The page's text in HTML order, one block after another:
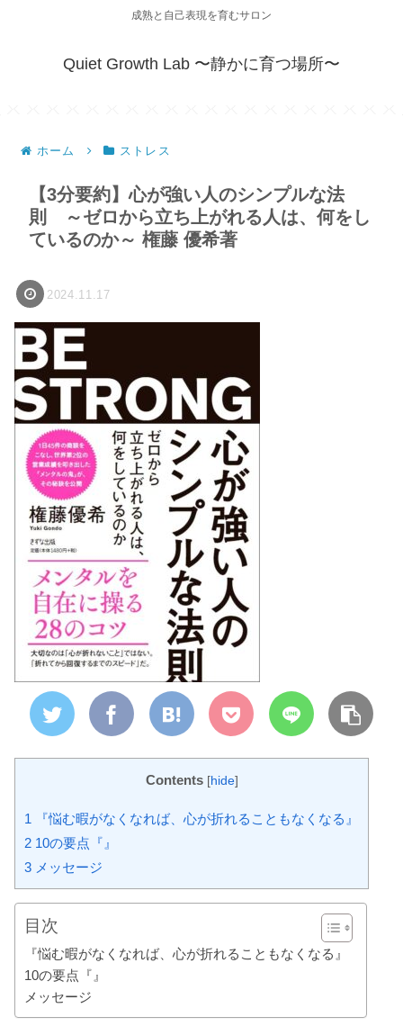
成熟と自己表現を育むサロン
Quiet Growth Lab 〜静かに育つ場所〜
ホーム ストレス
【3分要約】心が強い人のシンプルな法
則 ～ゼロから立ち上がれる人は、何をし
ているのか～ 権藤 優希著
2024.11.17
Contents [hide]
1 『悩む暇がなくなれば、心が折れることもなくなる』
2 10の要点『』
3 メッセージ
目次
『悩む暇がなくなれば、心が折れることもなくなる』
10の要点『』
メッセージ